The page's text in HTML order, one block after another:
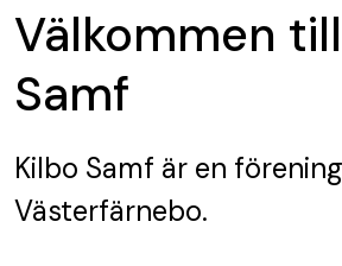
Välkommen
Samf
Kilbo Samf är en förening
Västerfärnebo.